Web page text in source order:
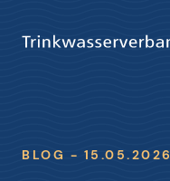
BLOG - 15.05.2026